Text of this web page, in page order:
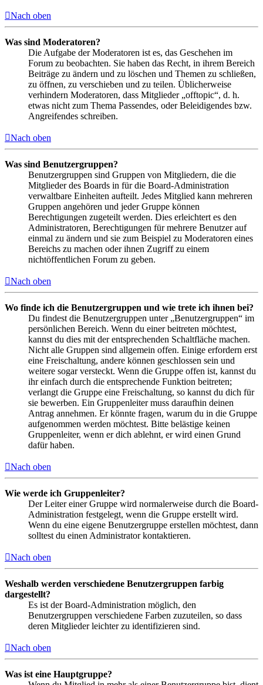
Nach oben
Was sind Moderatoren?
Die Aufgabe der Moderatoren ist es, das Geschehen im
Forum zu beobachten. Sie haben das Recht, in ihrem Bereich
Beiträge zu ändern und zu löschen und Themen zu schließen,
zu öffnen, zu verschieben und zu teilen. Üblicherweise
verhindern Moderatoren, dass Mitglieder „offtopic“, d. h.
etwas nicht zum Thema Passendes, oder Beleidigendes bzw.
Angreifendes schreiben.
Nach oben
Was sind Benutzergruppen?
Benutzergruppen sind Gruppen von Mitgliedern, die die
Mitglieder des Boards in für die Board-Administration
verwaltbare Einheiten aufteilt. Jedes Mitglied kann mehreren
Gruppen angehören und jeder Gruppe können
Berechtigungen zugeteilt werden. Dies erleichtert es den
Administratoren, Berechtigungen für mehrere Benutzer auf
einmal zu ändern und sie zum Beispiel zu Moderatoren eines
Bereichs zu machen oder ihnen Zugriff zu einem
nichtöffentlichen Forum zu geben.
Nach oben
Wo finde ich die Benutzergruppen und wie trete ich ihnen bei?
Du findest die Benutzergruppen unter „Benutzergruppen“ im
persönlichen Bereich. Wenn du einer beitreten möchtest,
kannst du dies mit der entsprechenden Schaltfläche machen.
Nicht alle Gruppen sind allgemein offen. Einige erfordern erst
eine Freischaltung, andere können geschlossen sein und
weitere sogar versteckt. Wenn die Gruppe offen ist, kannst du
ihr einfach durch die entsprechende Funktion beitreten;
verlangt die Gruppe eine Freischaltung, so kannst du dich für
sie bewerben. Ein Gruppenleiter muss daraufhin deinen
Antrag annehmen. Er könnte fragen, warum du in die Gruppe
aufgenommen werden möchtest. Bitte belästige keinen
Gruppenleiter, wenn er dich ablehnt, er wird einen Grund
dafür haben.
Nach oben
Wie werde ich Gruppenleiter?
Der Leiter einer Gruppe wird normalerweise durch die Board-
Administration festgelegt, wenn die Gruppe erstellt wird.
Wenn du eine eigene Benutzergruppe erstellen möchtest, dann
solltest du einen Administrator kontaktieren.
Nach oben
Weshalb werden verschiedene Benutzergruppen farbig
dargestellt?
Es ist der Board-Administration möglich, den
Benutzergruppen verschiedene Farben zuzuteilen, so dass
deren Mitglieder leichter zu identifizieren sind.
Nach oben
Was ist eine Hauptgruppe?